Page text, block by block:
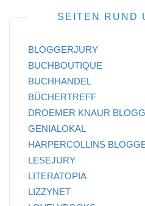
SEITEN RUND
BLOGGERJURY
BUCHBOUTIQUE
BUCHHANDEL
BÜCHERTREFF
DROEMER KNAUR
GENIALOKAL
HARPERCOLLINS
LESEJURY
LITERATOPIA
LIZZYNET